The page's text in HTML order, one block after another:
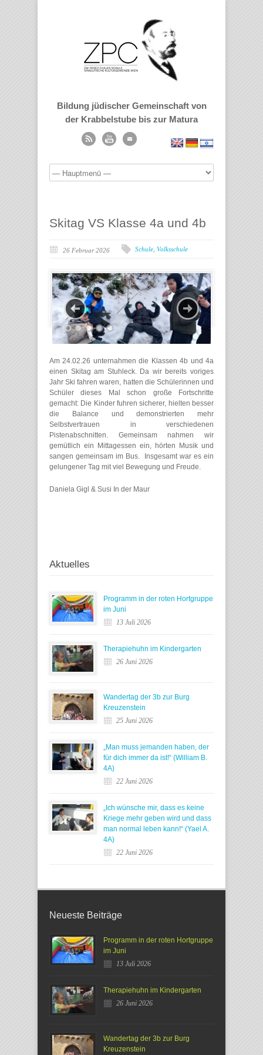
Bildung jüdischer Gemeinschaft von
der Krabbelstube bis zur Matura
Skitag VS Klasse 4a und 4b
26 Februar 2026 Schule Volksschule
Am 24.02.26 unternahmen die Klassen 4b und 4a
einen Skitag am Stuhleck. Da wir bereits voriges
Jahr Ski fahren waren, hatten die Schülerinnen und
Schüler dieses Mal schon große Fortschritte
gemacht: Die Kinder fuhren sicherer, hielten besser
die Balance und demonstrierten mehr
Selbstvertrauen in verschiedenen
Pistenabschnitten. Gemeinsam nahmen wir
gemütlich ein Mittagessen ein, hörten Musik und
sangen gemeinsam im Bus. Insgesamt war es ein
gelungener Tag mit viel Bewegung und Freude.
Daniela Gigl & Susi In der Maur
Aktuelles
Programm in der roten Hortgruppe
im Juni
13 Juli 2026
Therapiehuhn im Kindergarten
26 Juni 2026
Wandertag der 3b zur Burg
Kreuzenstein
25 Juni 2026
„Man muss jemanden haben, der
für dich immer da ist!“ (William B.
4A)
22 Juni 2026
„Ich wünsche mir, dass es keine
Kriege mehr geben wird und dass
man normal leben kann!“ (Yael A.
4A)
22 Juni 2026
Neueste Beiträge
Programm in der roten Hortgruppe
im Juni
13 Juli 2026
Therapiehuhn im Kindergarten
26 Juni 2026
Wandertag der 3b zur Burg
Kreuzenstein